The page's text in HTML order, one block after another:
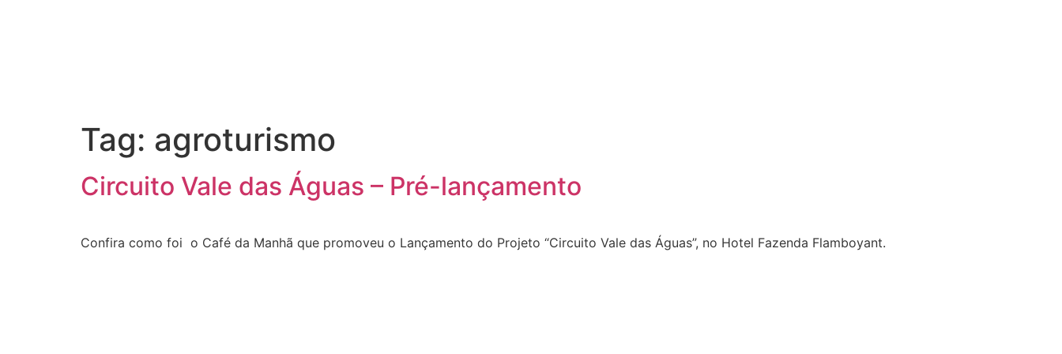
Tag: agroturismo
Circuito Vale das Águas – Pré-lançamento
Confira como foi o Café da Manhã que promoveu o Lançamento do Projeto “Circuito Vale das Águas”, no Hotel Fazenda Flamboyant.